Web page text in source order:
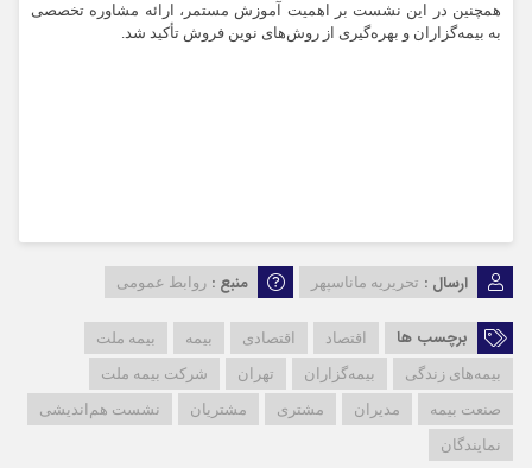
همچنین در این نشست بر اهمیت آموزش مستمر، ارائه مشاوره تخصصی
به بیمه‌گزاران و بهره‌گیری از روش‌های نوین فروش تأکید شد.
ارسال : تحریریه ماناسپهر منبع : روابط عمومی
برچسب ها اقتصاد اقتصادی بیمه
بیمه ملت
بیمه‌های زندگی
بیمه‌گزاران تهران
شرکت بیمه ملت
صنعت بیمه
مدیران مشتری مشتریان
نشست هم‌اندیشی
نمایندگان